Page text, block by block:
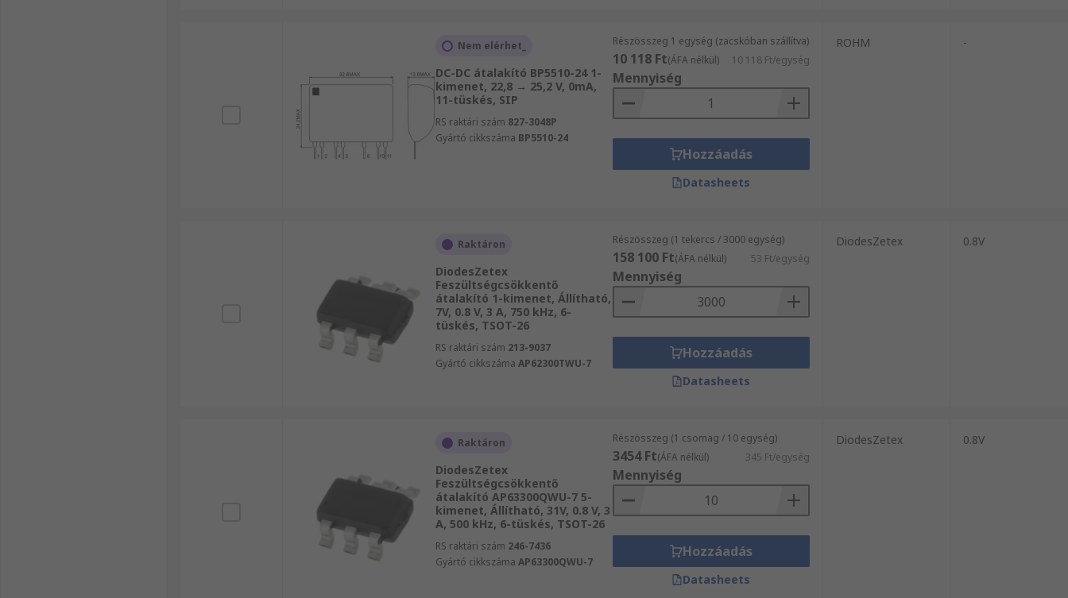
Nem elérhet_
DC-DC átalakító BP5510-24 1-
kimenet, 22,8 → 25,2 V, 0mA,
11-tüskés, SIP
RS raktári szám 827-3048P
Gyártó cikkszáma BP5510-24
Részösszeg 1 egység (zacskóban szállítva)
10 118 Ft(ÁFA nélkül) 10 118 Ft/egység
Mennyiség
Hozzáadás
Datasheets
ROHM -
Raktáron
DiodesZetex
Feszültségcsökkentő
átalakító 1-kimenet, Állítható,
7V, 0.8 V, 3 A, 750 kHz, 6-
tüskés, TSOT-26
RS raktári szám 213-9037
Gyártó cikkszáma AP62300TWU-7
Részösszeg (1 tekercs / 3000 egység)
158 100 Ft(ÁFA nélkül) 53 Ft/egység
Mennyiség
Hozzáadás
Datasheets
DiodesZetex 0.8V
Raktáron
DiodesZetex
Feszültségcsökkentő
átalakító AP63300QWU-7 5-
kimenet, Állítható, 31V, 0.8 V, 3
A, 500 kHz, 6-tüskés, TSOT-26
RS raktári szám 246-7436
Gyártó cikkszáma AP63300QWU-7
Részösszeg (1 csomag / 10 egység)
3454 Ft(ÁFA nélkül) 345 Ft/egység
Mennyiség
Hozzáadás
Datasheets
DiodesZetex 0.8V